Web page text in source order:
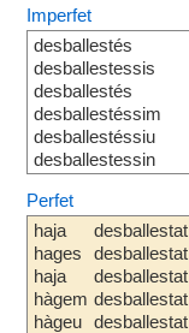
Imperfet
desballestés
desballestessis
desballestés
desballestéssim
desballestéssiu
desballestessin
Perfet
haja
hages
haja
hàgem
hàgeu
desballestat
desballestat
desballestat
desballestat
desballestat